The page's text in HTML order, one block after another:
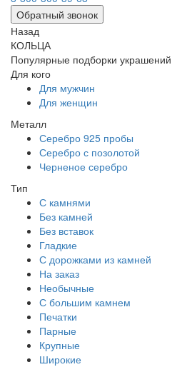
Обратный звонок
Назад
КОЛЬЦА
Популярные подборки украшений
Для кого
Для мужчин
Для женщин
Металл
Серебро 925 пробы
Серебро с позолотой
Черненое серебро
Тип
С камнями
Без камней
Без вставок
Гладкие
С дорожками из камней
На заказ
Необычные
С большим камнем
Печатки
Парные
Крупные
Широкие